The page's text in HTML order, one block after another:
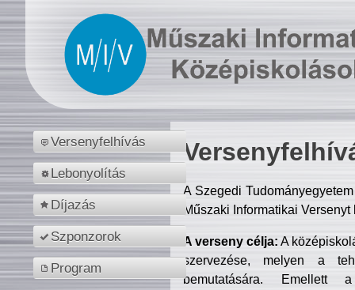
Versenyfelhívás
Lebonyolítás
Díjazás
Szponzorok
Program
A Szegedi
Műszaki Informatikai
A verseny célja: A
szervezése, melyen a
bemutatására. Emellett